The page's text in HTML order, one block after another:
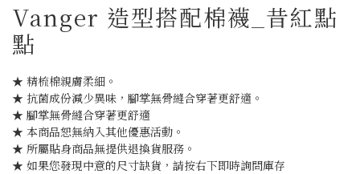
Vanger 造型搭配棉襪_昔紅點
點
★ 精梳棉親膚柔細。
★ 抗菌成份減少異味，腳掌無骨縫合穿著更舒適。
★ 腳掌無骨縫合穿著更舒適
★ 本商品恕無納入其他優惠活動。
★ 所屬貼身商品無提供退換貨服務。
★ 如果您發現中意的尺寸缺貨，請按右下即時詢問庫存